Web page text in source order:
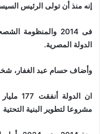
إنه منذ أن تولى الرئيس
فى 2014
الدولة المصرية.
وأضاف حسام عبد الغفار،
مشروعا لتطوير البنية التحتية